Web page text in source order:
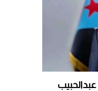
عبدالحبيب